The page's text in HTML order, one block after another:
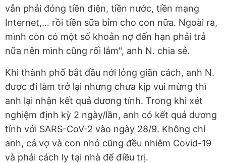
vẫn phải đóng tiền điện, tiền nước, tiền mạng
Internet,… rồi tiền sữa bỉm cho con nữa. Ngoài ra,
mình còn có một số khoản nợ đến hạn phải trả
nữa nên mình cũng rối lắm", anh N. chia sẻ.
Khi thành phố bắt đầu nới lỏng giãn cách, anh N.
được đi làm trở lại nhưng chưa kịp vui mừng thì
anh lại nhận kết quả dương tính. Trong khi xét
nghiệm định kỳ 2 ngày/lần, anh có kết quả dương
tính với SARS-CoV-2 vào ngày 28/9. Không chỉ
anh, cả vợ và con nhỏ cũng đều nhiễm Covid-19
và phải cách ly tại nhà để điều trị.